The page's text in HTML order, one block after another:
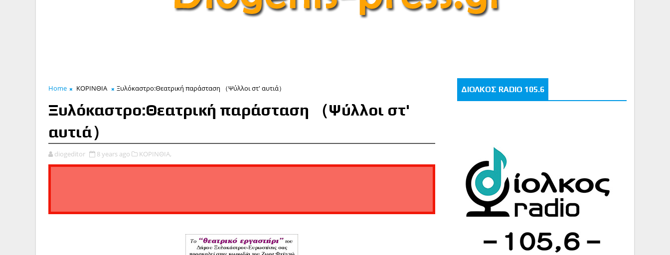
Home ΚΟΡΙΝΘΙΑ Ξυλόκαστρο:Θεατρική παράσταση （Ψύλλοι στ' αυτιά）
Ξυλόκαστρο:Θεατρική παράσταση （Ψύλλοι στ'
αυτιά）
diogeditor 8 years ago ΚΟΡΙΝΘΙΑ,
ΔΙΟΛΚΟΣ RADIO 105.6